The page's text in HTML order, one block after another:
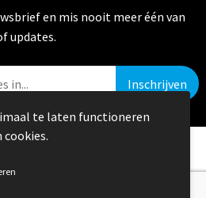
en mis nooit meer één van
updates.
Promotions 2024
te laten functioneren
cookies.